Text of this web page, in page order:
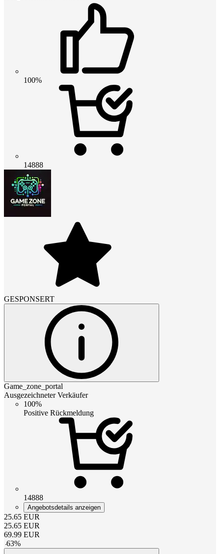
100%
14888
GESPONSERT
Game_zone_portal
Ausgezeichneter Verkäufer
100%
Positive Rückmeldung
14888
Angebotsdetails anzeigen
25.65 EUR
25.65 EUR
69.99 EUR
-63%